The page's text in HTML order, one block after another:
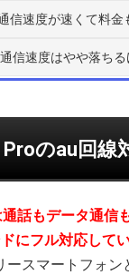
信速度が速くて料金
信速度はやや落ちる
Proのau回線
話もデータ通信
にフル対応してい
ースマートフォン